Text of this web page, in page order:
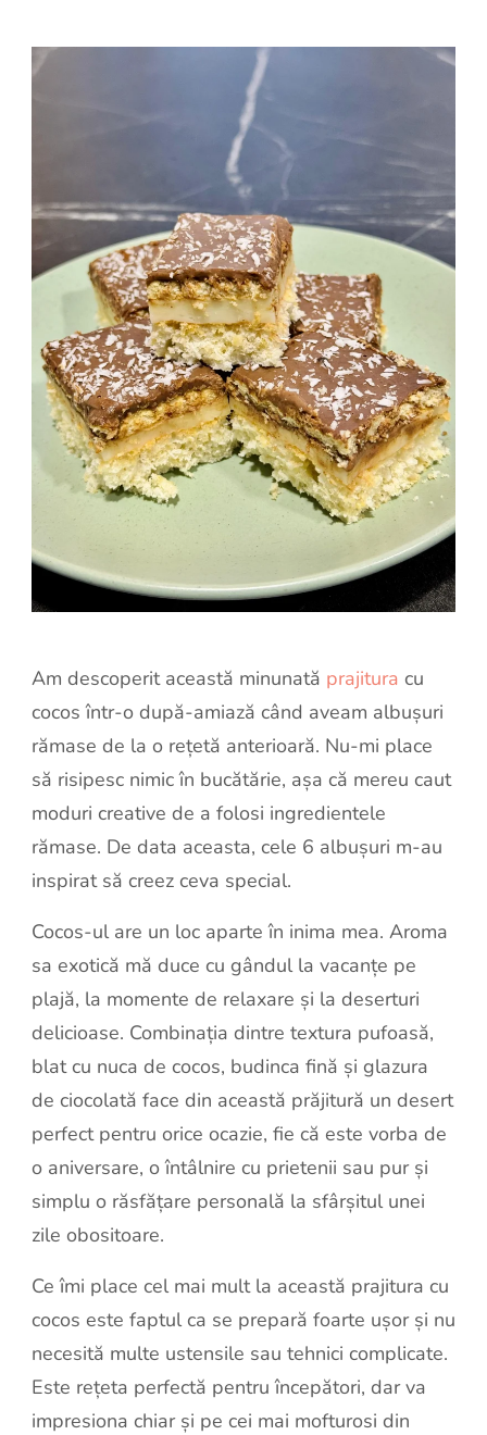
Am descoperit această minunată prajitura cu
cocos într-o după-amiază când aveam albușuri
rămase de la o rețetă anterioară. Nu-mi place
să risipesc nimic în bucătărie, așa că mereu caut
moduri creative de a folosi ingredientele
rămase. De data aceasta, cele 6 albușuri m-au
inspirat să creez ceva special.
Cocos-ul are un loc aparte în inima mea. Aroma
sa exotică mă duce cu gândul la vacanțe pe
plajă, la momente de relaxare și la deserturi
delicioase. Combinația dintre textura pufoasă,
blat cu nuca de cocos, budinca fină și glazura
de ciocolată face din această prăjitură un desert
perfect pentru orice ocazie, fie că este vorba de
o aniversare, o întâlnire cu prietenii sau pur și
simplu o răsfățare personală la sfârșitul unei
zile obositoare.
Ce îmi place cel mai mult la această prajitura cu
cocos este faptul ca se prepară foarte ușor și nu
necesită multe ustensile sau tehnici complicate.
Este rețeta perfectă pentru începători, dar va
impresiona chiar și pe cei mai mofturosi din